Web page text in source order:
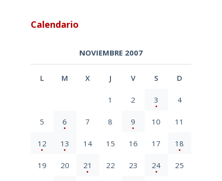
Calendario
NOVIEMBRE 2007
L M X J V S D
1 2 3 4
5 6 7 8 9 10 11
12 13 14 15 16 17 18
19 20 21 22 23 24 25